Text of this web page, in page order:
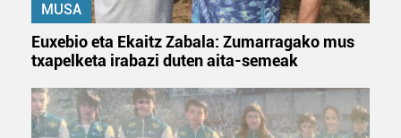
MUSA
Euxebio eta Ekaitz Zabala: Zumarragako mus
txapelketa irabazi duten aita-semeak